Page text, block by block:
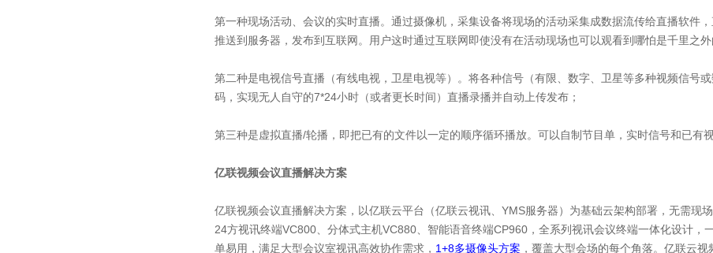
第一种现场活动、会议的实时直播。通过摄像机，采集设备将现场的活动采集成数据流传给直播软件
推送到服务器，发布到互联网。用户这时通过互联网即使没有在活动现场也可以观看到哪怕是千里之外
第二种是电视信号直播（有线电视，卫星电视等）。将各种信号（有限、数字、卫星等多种视频信号
码，实现无人自守的7*24小时（或者更长时间）直播录播并自动上传发布；
第三种是虚拟直播/轮播，即把已有的文件以一定的顺序循环播放。可以自制节目单，实时信号和已有
亿联视频会议直播解决方案
亿联视频会议直播解决方案，以亿联云平台（亿联云视讯、YMS服务器）为基础云架构部署，无需现
24方视讯终端VC800、分体式主机VC880、智能语音终端CP960，全系列视讯会议终端一体化设计，
单易用，满足大型会议室视讯高效协作需求， 1+8多摄像头方案 ，覆盖大型会场的每个角落。亿联云